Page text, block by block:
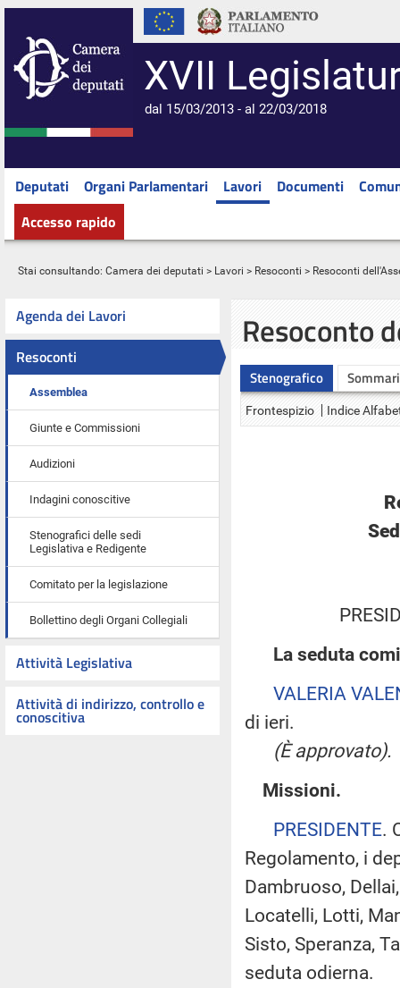
XVII
dal 15/03/2013 - al 22/03/2018
Deputati Organi Parlamentari Lavori Documenti
Accesso rapido
Stai consultando: Camera dei deputati > Lavori > Resoconti > Resoconti
Agenda dei Lavori
Resoconti
Assemblea
Giunte e Commissioni
Audizioni
Indagini conoscitive
Stenografici delle sedi
Legislativa e Redigente
Comitato per la legislazione
Bollettino degli Organi Collegiali
Attività Legislativa
Attività di indirizzo, controllo e
conoscitiva
Resoconto
Stenografico
Frontespizio Indice
La seduta
VALERIA
di ieri.
(È approvato).
Missioni.
PRESIDENTE.
Regolamento, i
Dambruoso,
Locatelli, Lotti,
Sisto, Speranza,
seduta odierna.